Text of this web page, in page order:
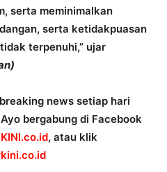
serta meminimalkan
serta ketidakpuasan
terpenuhi,” ujar
news setiap hari
bergabung di Facebook
, atau klik